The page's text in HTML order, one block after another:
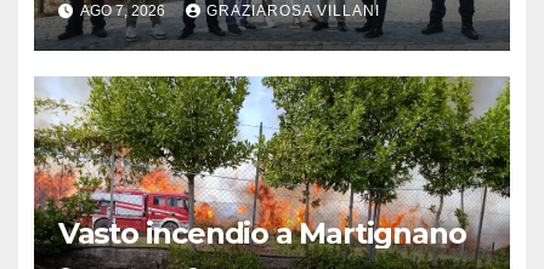
AGO 7, 2026 GRAZIAROSA VILLANI
Vasto incendio a Martignano